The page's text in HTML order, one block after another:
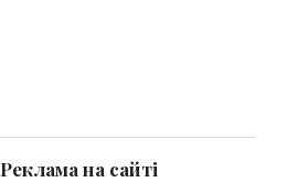
Реклама на сайті